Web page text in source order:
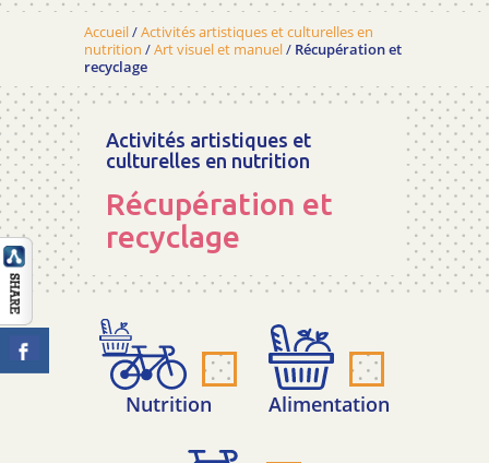
ACCUEIL
ACTIVITÉS
MÉTHODOLOGIE
TÉMOIGNAGES
CONTACT
Accueil/Activités artistiques et culturelles en
nutrition /Art visuel et manuel/ Récupération et
recyclage
Activités artistiques et
culturelles en nutrition
Récupération et
recyclage
Nutrition Alimentation